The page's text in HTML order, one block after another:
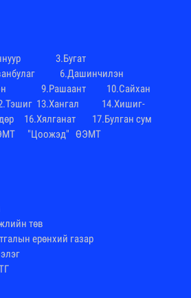
3.Бугат
6.Дашинчилэн
9.Рашаант 10.Сайхан
Тэшиг 13.Хангал 14.Хишиг-
16.Хялганат 17.Булган сум
"Цоожэд" ӨЭМТ
төв
ерөнхий газар